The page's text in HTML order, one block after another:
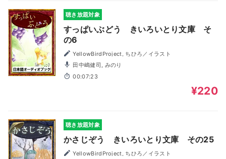
聴き放題対象
すっぱいぶどう きいろいとり文庫 そ
の6
YellowBirdProject, ちひろ／イラスト
田中嶋健司, みのり
00:07:23
¥220
聴き放題対象
かさじぞう きいろいとり文庫 その25
YellowBirdProject, ちひろ／イラスト